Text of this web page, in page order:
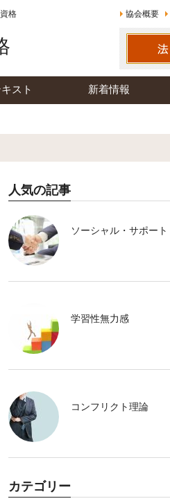
格 協会概要
スト 新着情報
人気の記事
ソーシャル・サポート
学習性無力感
コンフリクト理論
カテゴリー